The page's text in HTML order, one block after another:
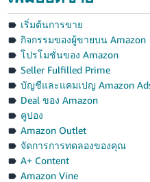
เริ่มต้นการขาย
กิจกรรมของผู้ขายบน Amazon
โปรโมชั่นของ Amazon
Seller Fulfilled Prime
บัญชีและแคมเปญ Amazon
Deal ของ Amazon
คูปอง
Amazon Outlet
จัดการการทดลองของคุณ
A+ Content
Amazon Vine